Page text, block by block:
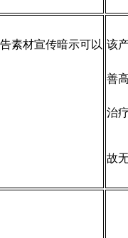
素材宣传暗示可以 该
善
治
故